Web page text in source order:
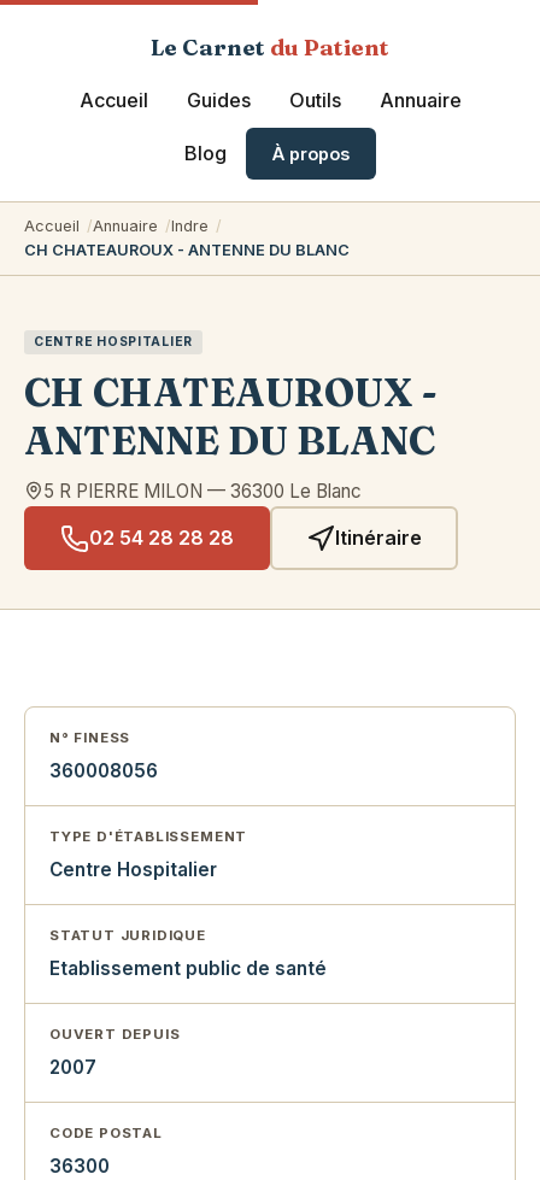
Le Carnet du Patient
Accueil Guides Outils Annuaire
Blog À propos
Accueil Annuaire
Indre
CH CHATEAUROUX - ANTENNE DU BLANC
CENTRE HOSPITALIER
CH CHATEAUROUX -
ANTENNE DU BLANC
5 R PIERRE MILON — 36300 Le Blanc
02 54 28 28 28 Itinéraire
N° FINESS
360008056
TYPE D'ÉTABLISSEMENT
Centre Hospitalier
STATUT JURIDIQUE
Etablissement public de santé
OUVERT DEPUIS
2007
CODE POSTAL
36300